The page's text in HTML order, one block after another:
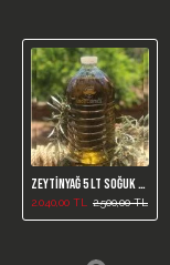
Zeytinyağ 5 LT Soğuk Sıkım
2.040,00 TL 2.500,00 TL